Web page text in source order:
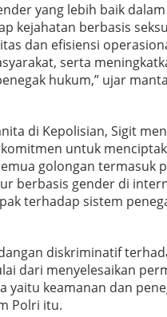
yang lebih baik dalam
kejahatan berbasis
dan efisiensi
serta
hukum,” ujar
di Kepolisian, Sigit
untuk
golongan termasuk
berbasis gender di
terhadap sistem
diskriminatif
dari menyelesaikan
yaitu keamanan dan
Polri itu.